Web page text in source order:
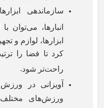
سازماندهی
انبارها، می‌توان
ابزارها، لوازم و
کرد تا فضا را
راحت‌تر شود.
آویزانی در
ورزش‌های مختلف